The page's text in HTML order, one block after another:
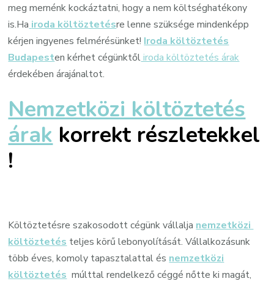
meg mernénk kockáztatni, hogy a nem költséghatékony
is.Ha iroda költöztetésre lenne szüksége mindenképp
kérjen ingyenes felmérésünket! Iroda költöztetés
Budapesten kérhet cégünktőliroda költöztetés árak
érdekében árajánaltot.
Nemzetközi költöztetés
árakkorrekt részletekkel
!
Költöztetésre szakosodott cégünk vállalja nemzetközi
költöztetés teljes körű lebonyolítását. Vállalkozásunk
több éves, komoly tapasztalattal és nemzetközi
költöztetés múlttal rendelkező céggé nőtte ki magát,